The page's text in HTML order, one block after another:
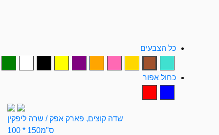
כל הצבעים
כחול אפור
שדה קוצים, פארק אפק / שרה ליפקין
100 * 150ס"מ